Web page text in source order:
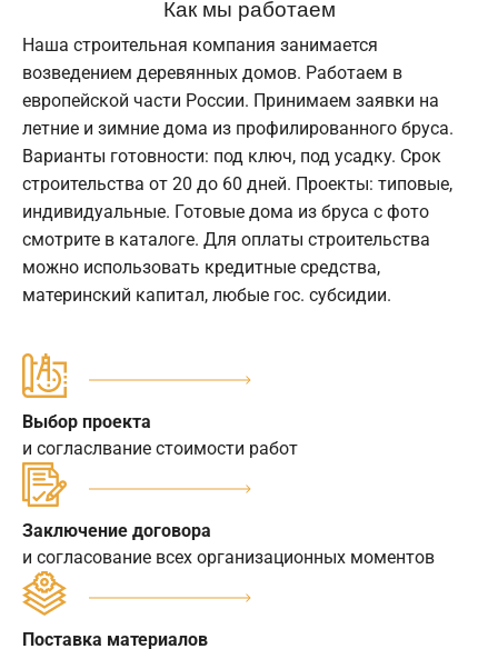
Как мы работаем
Наша строительная компания занимается
возведением деревянных домов. Работаем в
европейской части России. Принимаем заявки на
летние и зимние дома из профилированного бруса.
Варианты готовности: под ключ, под усадку. Срок
строительства от 20 до 60 дней. Проекты: типовые,
индивидуальные. Готовые дома из бруса с фото
смотрите в каталоге. Для оплаты строительства
можно использовать кредитные средства,
материнский капитал, любые гос. субсидии.
Выбор проекта
и согласлвание стоимости работ
Заключение договора
и согласование всех организационных моментов
Поставка материалов